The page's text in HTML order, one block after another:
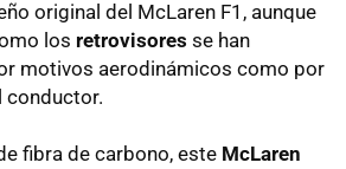
original del McLaren F1, aunque
los retrovisores se han
motivos aerodinámicos como por
conductor.
fibra de carbono, este McLaren